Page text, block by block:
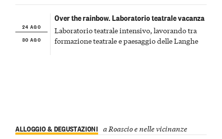
24 AGO
30 AGO
Over the rainbow. Laboratorio teatrale vacanza
Laboratorio teatrale intensivo, lavorando tra
formazione teatrale e paesaggio delle Langhe
ALLOGGIO & DEGUSTAZIONI a Roascio e nelle vicinanze